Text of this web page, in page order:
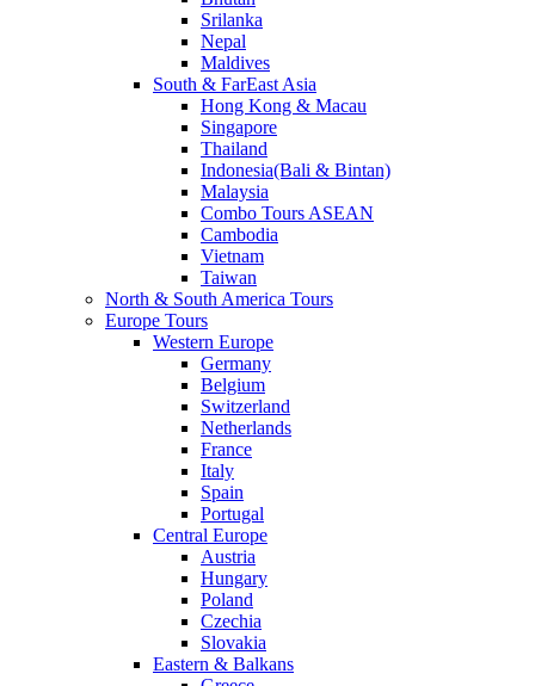
Srilanka
Nepal
Maldives
South & FarEast Asia
Hong Kong & Macau
Singapore
Thailand
Indonesia(Bali & Bintan)
Malaysia
Combo Tours ASEAN
Cambodia
Vietnam
Taiwan
North & South America Tours
Europe Tours
Western Europe
Germany
Belgium
Switzerland
Netherlands
France
Italy
Spain
Portugal
Central Europe
Austria
Hungary
Poland
Czechia
Slovakia
Eastern & Balkans